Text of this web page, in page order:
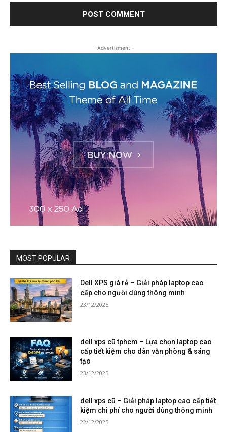
- Advertisment -
MOST POPULAR
Dell XPS giá rẻ – Giải pháp laptop cao
cấp cho người dùng thông minh
23/12/2025
dell xps cũ tphcm – Lựa chọn laptop cao
cấp tiết kiệm cho dân văn phòng & sáng
tạo
23/12/2025
dell xps cũ – Giải pháp laptop cao cấp tiết
kiệm chi phí cho người dùng thông minh
22/12/2025